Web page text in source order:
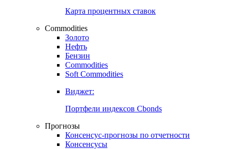
Карта процентных ставок
Commodities
Золото
Нефть
Бензин
Commodities
Soft Commodities
Виджет:
Портфели индексов Cbonds
Прогнозы
Консенсус-прогнозы по отчетности
Консенсусы